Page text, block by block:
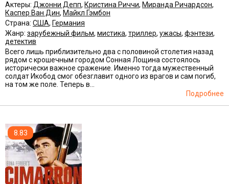
Актеры: Джонни Депп, Кристина Риччи, Миранда Ричардсон,
Каспер Ван Дин, Майкл Гэмбон
Страна: США, Германия
Жанр: зарубежный фильм, мистика, триллер, ужасы, фэнтези,
детектив
Всего лишь приблизительно два с половиной столетия назад
рядом с крошечным городом Сонная Лощина состоялось
исторически важное сражение. Именно тогда мужественный
солдат Икобод смог обезглавит одного из врагов и сам погиб,
на том же поле. Теперь в...
Подробнее
8.83